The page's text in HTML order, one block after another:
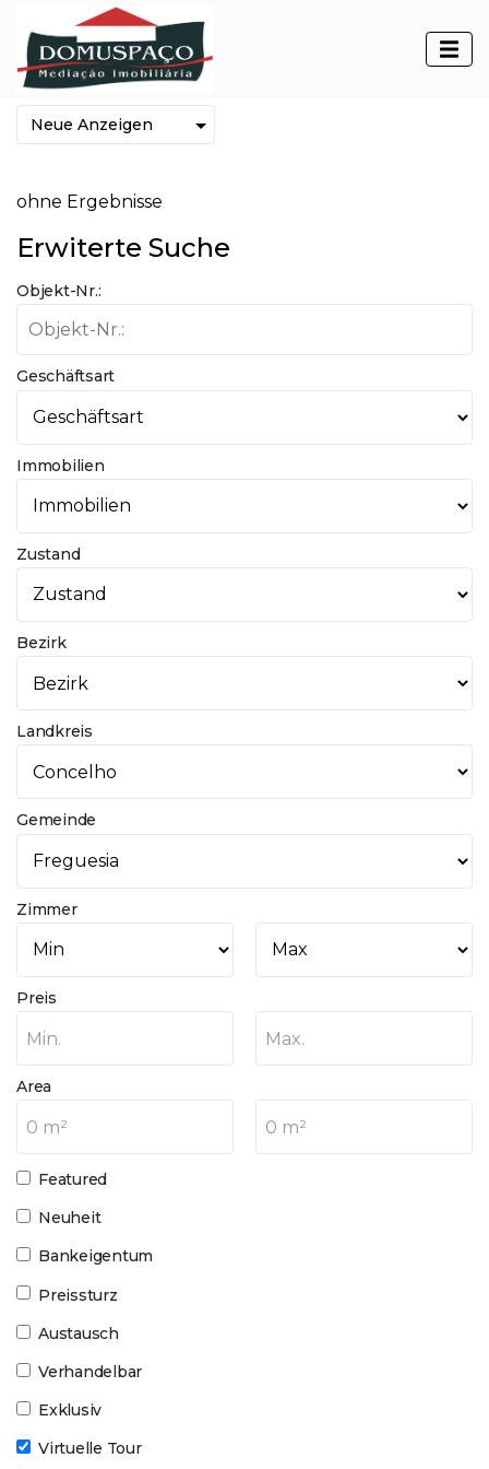
Immobilien
ohne Ergebnisse
Erwiterte Suche
Objekt-Nr.:
Geschäftsart
Immobilien
Zustand
Bezirk
Landkreis
Gemeinde
Zimmer
Preis
Min. Max.
Area
0 m² 0 m²
Featured
Neuheit
Bankeigentum
Preissturz
Austausch
Verhandelbar
Exklusiv
Virtuelle Tour